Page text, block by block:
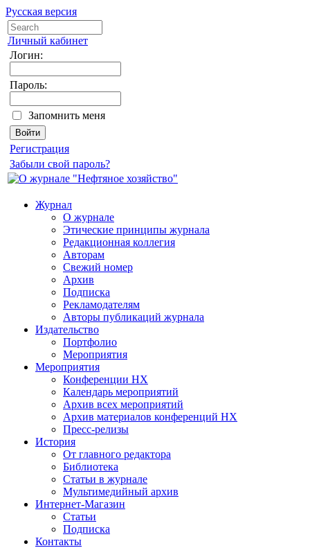
Русская версия
Личный кабинет
Логин:
Пароль:
Запомнить меня
Регистрация
Забыли свой пароль?
Журнал
О журнале
Этические принципы журнала
Редакционная коллегия
Авторам
Свежий номер
Архив
Подписка
Рекламодателям
Авторы публикаций журнала
Издательство
Портфолио
Мероприятия
Мероприятия
Конференции НХ
Календарь мероприятий
Архив всех мероприятий
Архив материалов конференций НХ
Пресс-релизы
История
От главного редактора
Библиотека
Статьи в журнале
Мультимедийный архив
Интернет-Магазин
Статьи
Подписка
Контакты